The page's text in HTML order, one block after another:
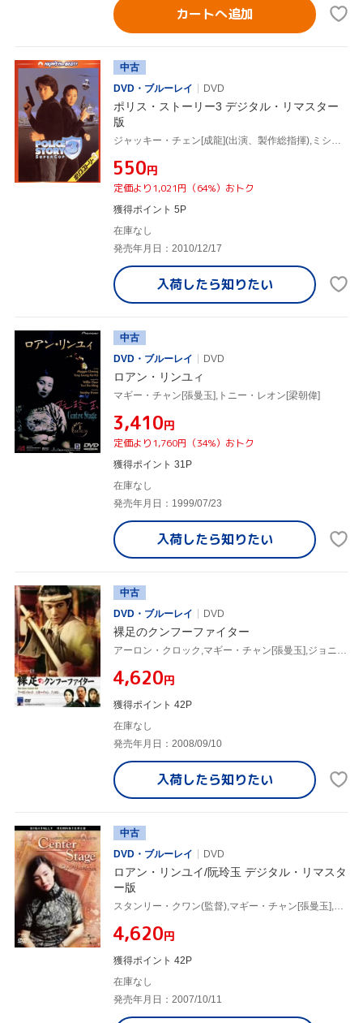
カートへ追加
中古
DVD・ブルーレイ
DVD
ポリス・ストーリー3 デジタル・リマスター
版
¥550円
定価より1,021円（64%）おトク
獲得ポイント 5P
在庫なし
発売年月日：2010/12/17
入荷したら知りたい
中古
DVD・ブルーレイ
DVD
ロアン・リンユィ
マギー・チャン[張曼玉],トニー・レオン[梁朝偉]
¥3,410円
定価より1,760円（34%）おトク
獲得ポイント 31P
在庫なし
発売年月日：1999/07/23
入荷したら知りたい
中古
DVD・ブルーレイ
DVD
裸足のクンフーファイター
¥4,620円
獲得ポイント 42P
在庫なし
発売年月日：2008/09/10
入荷したら知りたい
中古
DVD・ブルーレイ
DVD
ロアン・リンユイ/阮玲玉 デジタル・リマスタ
ー版
¥4,620円
獲得ポイント 42P
在庫なし
発売年月日：2007/10/11